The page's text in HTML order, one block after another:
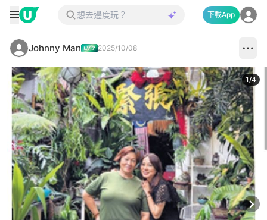
下載App
Johnny Man 2025/10/08
1/4